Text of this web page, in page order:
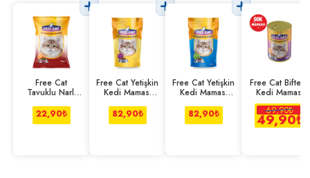
Free Cat
Tavuklu Narlı
Maması 100 g
22,90₺
Free Cat Yetişkin
Kedi Maması
82,90₺
Free Cat Yetişkin
Kedi Maması
82,90₺
Free Cat Biftekli
Kedi Maması
400 G
69,90₺
49,90₺